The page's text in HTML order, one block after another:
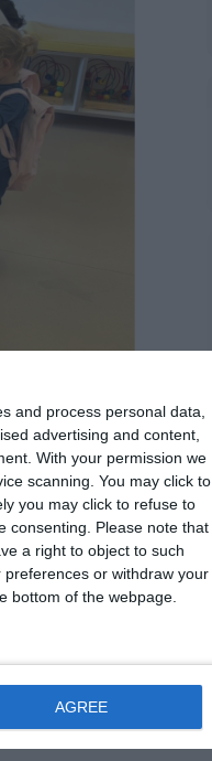
and process personal data,
advertising and content,
With your permission we
scanning. You may click to
you may click to refuse to
consenting.
Please note that
a right to object to such
preferences or withdraw your
bottom of the webpage.
AGREE
| 2 MIN